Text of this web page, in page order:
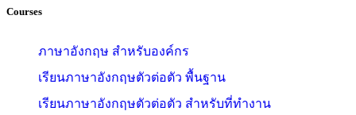
Courses
ภาษาอังกฤษ สำหรับองค์กร
เรียนภาษาอังกฤษตัวต่อตัว พื้นฐาน
เรียนภาษาอังกฤษตัวต่อตัว สำหรับที่ทำงาน